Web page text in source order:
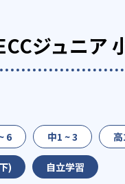
ジュニア
6 中1 ~ 3
) 自立学習